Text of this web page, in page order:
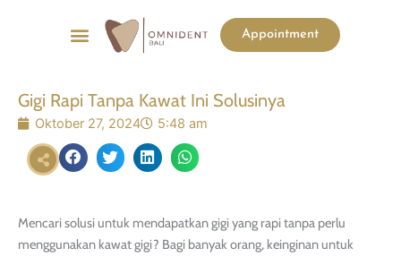
Menu Appointment
Gigi Rapi Tanpa Kawat Ini Solusinya
Oktober 27, 2024 5:48 am
Mencari solusi untuk mendapatkan gigi yang rapi tanpa perlu
menggunakan kawat gigi? Bagi banyak orang, keinginan untuk